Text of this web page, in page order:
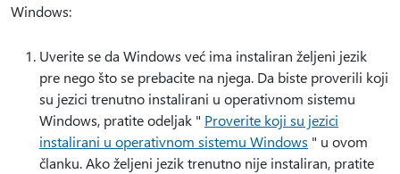
Windows:
Uverite se da Windows već ima instaliran željeni jezik
pre nego što se prebacite na njega. Da biste proverili koji
su jezici trenutno instalirani u operativnom sistemu
Windows, pratite odeljak " Proverite koji su jezici
instalirani u operativnom sistemu Windows " u ovom
članku. Ako željeni jezik trenutno nije instaliran, pratite